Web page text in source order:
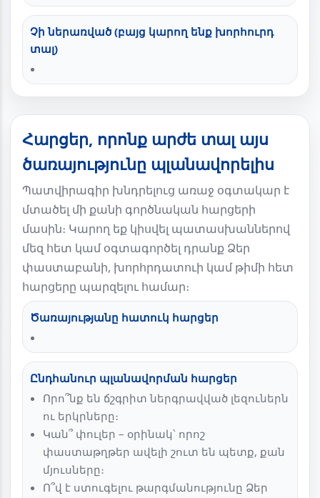
Չի ներառված (բայց կարող ենք խորհուրդ
տալ)
Հարցեր, որոնք արժե տալ այս
ծառայությունը պլանավորելիս
Պատվիրագիր խնդրելուց առաջ օգտակար է
մտածել մի քանի գործնական հարցերի
մասին։ Կարող եք կիսվել պատասխաններով
մեզ հետ կամ օգտագործել դրանք Ձեր
փաստաբանի, խորհրդատուի կամ թիմի հետ
հարցերը պարզելու համար։
Ծառայությանը հատուկ հարցեր
Ընդհանուր պլանավորման հարցեր
Որո՞նք են ճշգրիտ ներգրավված լեզուներն
ու երկրները։
Կան՞ փուլեր – օրինակ՝ որոշ
փաստաթղթեր ավելի շուտ են պետք, քան
մյուսները։
Ո՞վ է ստուգելու թարգմանությունը Ձեր